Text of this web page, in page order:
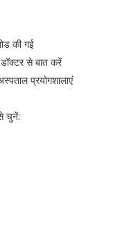
की गई
से बात करें
प्रयोगशालाएं
चुनें: